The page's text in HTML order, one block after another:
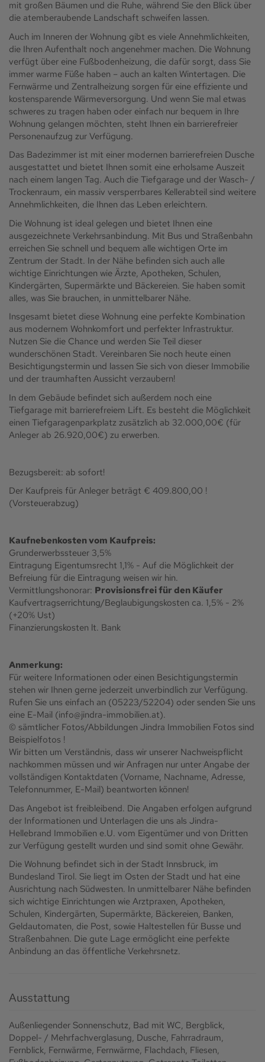
mit großen Bäumen und die Ruhe, während Sie den Blick über
die atemberaubende Landschaft schweifen lassen.
Auch im Inneren der Wohnung gibt es viele Annehmlichkeiten,
die Ihren Aufenthalt noch angenehmer machen. Die Wohnung
verfügt über eine Fußbodenheizung, die dafür sorgt, dass Sie
immer warme Füße haben – auch an kalten Wintertagen. Die
Fernwärme und Zentralheizung sorgen für eine effiziente und
kostensparende Wärmeversorgung. Und wenn Sie mal etwas
schweres zu tragen haben oder einfach nur bequem in Ihre
Wohnung gelangen möchten, steht Ihnen ein barrierefreier
Personenaufzug zur Verfügung.
Das Badezimmer ist mit einer modernen barrierefreien Dusche
ausgestattet und bietet Ihnen somit eine erholsame Auszeit
nach einem langen Tag. Auch die Tiefgarage und der Wasch- /
Trockenraum, ein massiv versperrbares Kellerabteil sind weitere
Annehmlichkeiten, die Ihnen das Leben erleichtern.
Die Wohnung ist ideal gelegen und bietet Ihnen eine
ausgezeichnete Verkehrsanbindung. Mit Bus und Straßenbahn
erreichen Sie schnell und bequem alle wichtigen Orte im
Zentrum der Stadt. In der Nähe befinden sich auch alle
wichtige Einrichtungen wie Ärzte, Apotheken, Schulen,
Kindergärten, Supermärkte und Bäckereien. Sie haben somit
alles, was Sie brauchen, in unmittelbarer Nähe.
Insgesamt bietet diese Wohnung eine perfekte Kombination
aus modernem Wohnkomfort und perfekter Infrastruktur.
Nutzen Sie die Chance und werden Sie Teil dieser
wunderschönen Stadt. Vereinbaren Sie noch heute einen
Besichtigungstermin und lassen Sie sich von dieser Immobilie
und der traumhaften Aussicht verzaubern!
In dem Gebäude befindet sich außerdem noch eine
Tiefgarage mit barrierefreiem Lift. Es besteht die Möglichkeit
einen Tiefgaragenparkplatz zusätzlich ab 32.000,00€ (für
Anleger ab 26.920,00€) zu erwerben.
Bezugsbereit: ab sofort!
Der Kaufpreis für Anleger beträgt € 409.800,00 !
(Vorsteuerabzug)
Kaufnebenkosten vom Kaufpreis:
Grunderwerbssteuer 3,5%
Eintragung Eigentumsrecht 1,1% - Auf die Möglichkeit der
Befreiung für die Eintragung weisen wir hin.
Vermittlungshonorar: Provisionsfrei für den Käufer
Kaufvertragserrichtung/Beglaubigungskosten ca. 1,5% - 2%
(+20% Ust)
Finanzierungskosten lt. Bank
Anmerkung:
Für weitere Informationen oder einen Besichtigungstermin
stehen wir Ihnen gerne jederzeit unverbindlich zur Verfügung.
Rufen Sie uns einfach an (05223/52204) oder senden Sie uns
eine E-Mail (info@jindra-immobilien.at).
© sämtlicher Fotos/Abbildungen Jindra Immobilien Fotos sind
Beispielfotos !
Wir bitten um Verständnis, dass wir unserer Nachweispflicht
nachkommen müssen und wir Anfragen nur unter Angabe der
vollständigen Kontaktdaten (Vorname, Nachname, Adresse,
Telefonnummer, E-Mail) beantworten können!
Das Angebot ist freibleibend. Die Angaben erfolgen aufgrund
der Informationen und Unterlagen die uns als Jindra-
Hellebrand Immobilien e.U. vom Eigentümer und von Dritten
zur Verfügung gestellt wurden und sind somit ohne Gewähr.
Die Wohnung befindet sich in der Stadt Innsbruck, im
Bundesland Tirol. Sie liegt im Osten der Stadt und hat eine
Ausrichtung nach Südwesten. In unmittelbarer Nähe befinden
sich wichtige Einrichtungen wie Arztpraxen, Apotheken,
Schulen, Kindergärten, Supermärkte, Bäckereien, Banken,
Geldautomaten, die Post, sowie Haltestellen für Busse und
Straßenbahnen. Die gute Lage ermöglicht eine perfekte
Anbindung an das öffentliche Verkehrsnetz.
Ausstattung
Außenliegender Sonnenschutz Bad mit WC Bergblick
Doppel- / Mehrfachverglasung Dusche Fahrradraum
Fernblick Fernwärme Fernwärme Flachdach Fliesen